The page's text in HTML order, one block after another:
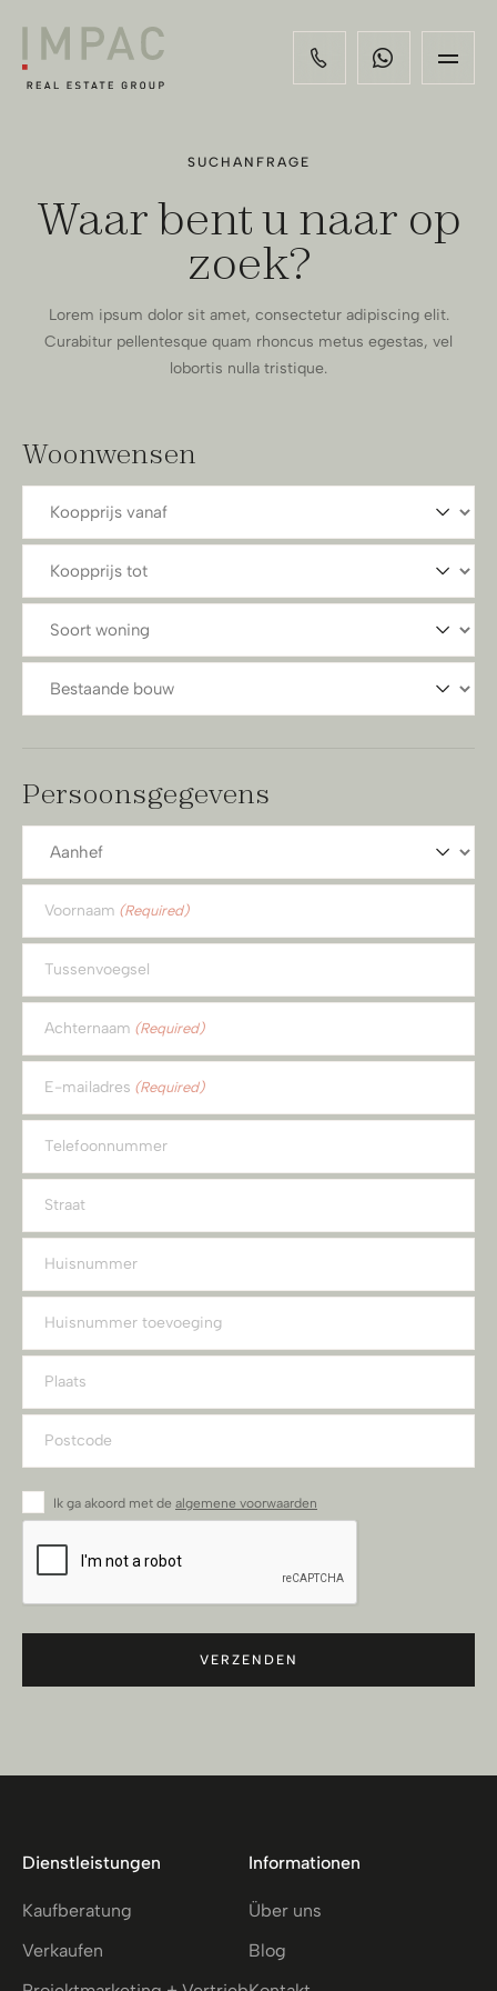
SUCHANFRAGE
Waar bent u naar op
zoek?
Lorem ipsum dolor sit amet, consectetur adipiscing elit.
Curabitur pellentesque quam rhoncus metus egestas, vel
lobortis nulla tristique.
Woonwensen
Koopprijs
vanaf
Koopprijs
tot
Soort
woning
Soort
woning
Persoonsgegevens
Aanhef
Voornaam (Required)
Tussenvoegsel
Achternaam (Required)
E-mailadres (Required)
Telefoonnummer
Straat
Huisnummer
Huisnummer toevoeging
Plaats
Postcode
Ik ga akoord met de algemene voorwaarden
Dienstleistungen
Kaufberatung
Verkaufen
Informationen
Über uns
Blog